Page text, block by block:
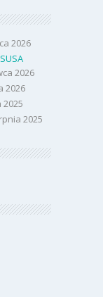
2026
2026
2026
2025